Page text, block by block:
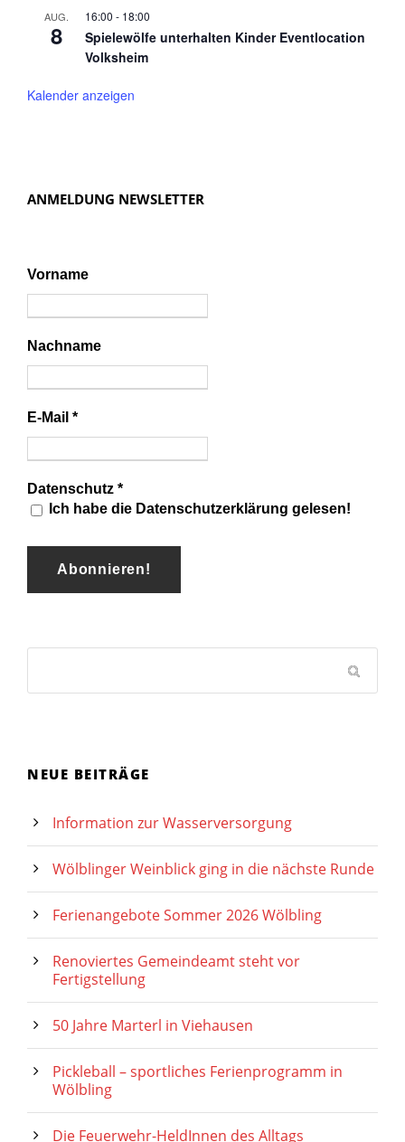
AUG.
8
16:00 - 18:00
Spielewölfe unterhalten Kinder Eventlocation
Volksheim
Kalender anzeigen
ANMELDUNG NEWSLETTER
Vorname
Nachname
E-Mail *
Datenschutz *
Ich habe die Datenschutzerklärung gelesen!
NEUE BEITRÄGE
Information zur Wasserversorgung
Wölblinger Weinblick ging in die nächste Runde
Ferienangebote Sommer 2026 Wölbling
Renoviertes Gemeindeamt steht vor
Fertigstellung
50 Jahre Marterl in Viehausen
Pickleball – sportliches Ferienprogramm in
Wölbling
Die Feuerwehr-HeldInnen des Alltags